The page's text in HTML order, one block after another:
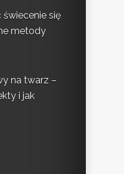
się
metody
na twarz –
i jak